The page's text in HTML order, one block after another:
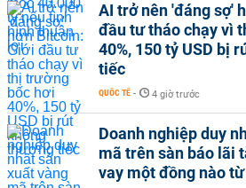
AI trở nên 'đáng sợ'
đầu tư tháo chạy vì
40%, 150 tỷ USD bị
tiếc
QUỐC TẾ - 4 giờ trước
Doanh nghiệp duy
mã trên sàn báo lãi
vay một đồng nào